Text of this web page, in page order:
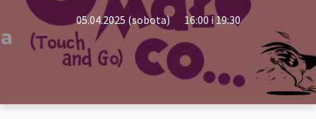
05.04.2025 (sobota) 16:00 i 19:30